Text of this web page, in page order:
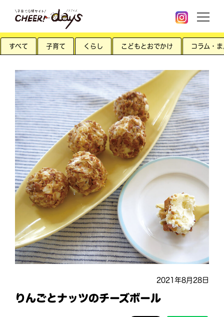
すべて 子育て くらし こどもとおでかけ コラム・
2021年8月28日
りんごとナッツのチーズボール